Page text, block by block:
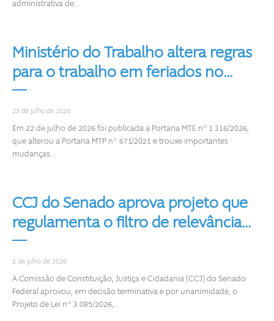
administrativa de...
Ministério do Trabalho altera regras
para o trabalho em feriados no...
23 de julho de 2026
Em 22 de julho de 2026 foi publicada a Portaria MTE nº 1.316/2026,
que alterou a Portaria MTP nº 671/2021 e trouxe importantes
mudanças...
CCJ do Senado aprova projeto que
regulamenta o filtro de relevância...
2 de julho de 2026
A Comissão de Constituição, Justiça e Cidadania (CCJ) do Senado
Federal aprovou, em decisão terminativa e por unanimidade, o
Projeto de Lei nº 3.085/2026,...